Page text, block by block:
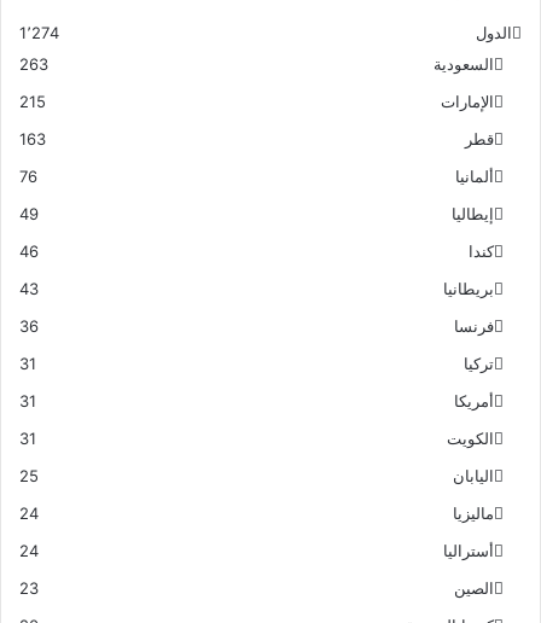
الدول
1٬274
السعودية
263
الإمارات
215
قطر
163
ألمانيا
76
إيطاليا
49
كندا
46
بريطانيا
43
فرنسا
36
تركيا
31
أمريكا
31
الكويت
31
اليابان
25
ماليزيا
24
أستراليا
24
الصين
23